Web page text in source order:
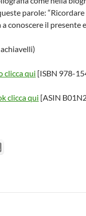
parole: “Ricordare
conoscere il presente
clicca qui [ISBN 978-
clicca qui [ASIN